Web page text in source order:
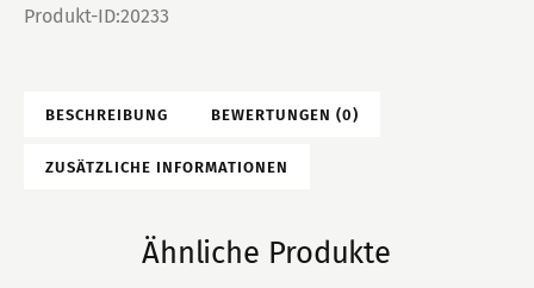
Produkt-ID:20233
BESCHREIBUNG BEWERTUNGEN (0)
ZUSÄTZLICHE INFORMATIONEN
Ähnliche Produkte